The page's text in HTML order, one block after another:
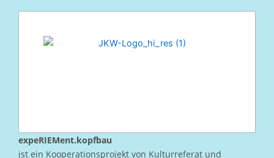
expeRIEMent.kopfbau
ist ein Kooperationsprojekt von Kulturreferat und